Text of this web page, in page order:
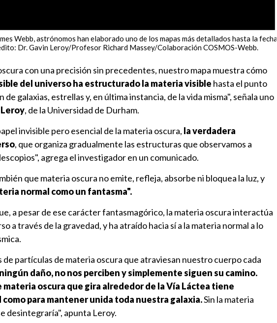
Webb, astrónomos han elaborado uno de los mapas más detallados hasta la fecha
Dr. Gavin Leroy/Profesor Richard Massey/Colaboración COSMOS-Webb.
con una precisión sin precedentes, nuestro mapa muestra cómo
del universo ha estructurado la materia visible hasta el punto
galaxias, estrellas y, en última instancia, de la vida misma", señala uno
, de la Universidad de Durham.
invisible pero esencial de la materia oscura, la verdadera
, que organiza gradualmente las estructuras que observamos a
agrega el investigador en un comunicado.
que materia oscura no emite, refleja, absorbe ni bloquea la luz, y
normal como un fantasma".
a pesar de ese carácter fantasmagórico, la materia oscura interactúa
a través de la gravedad, y ha atraído hacia sí a la materia normal a lo
de partículas de materia oscura que atraviesan nuestro cuerpo cada
daño, no nos perciben y simplemente siguen su camino.
materia oscura que gira alrededor de la Vía Láctea tiene
para mantener unida toda nuestra galaxia.Sin la materia
desintegraría", apunta Leroy.